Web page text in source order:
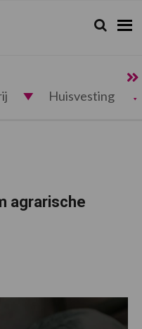
Zoeken...
Zoek
Huisvesting
agrarische